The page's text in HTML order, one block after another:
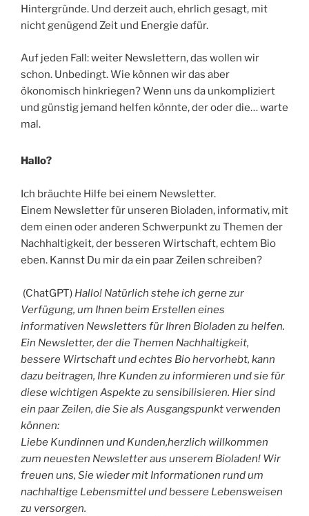
Hintergründe. Und derzeit auch, ehrlich gesagt, mit
nicht genügend Zeit und Energie dafür.
Auf jeden Fall: weiter Newslettern, das wollen wir
schon. Unbedingt. Wie können wir das aber
ökonomisch hinkriegen? Wenn uns da unkompliziert
und günstig jemand helfen könnte, der oder die… warte
mal.
Hallo?
Ich bräuchte Hilfe bei einem Newsletter.
Einem Newsletter für unseren Bioladen, informativ, mit
dem einen oder anderen Schwerpunkt zu Themen der
Nachhaltigkeit, der besseren Wirtschaft, echtem Bio
eben. Kannst Du mir da ein paar Zeilen schreiben?
(ChatGPT) Hallo! Natürlich stehe ich gerne zur
Verfügung, um Ihnen beim Erstellen eines
informativen Newsletters für Ihren Bioladen zu helfen.
Ein Newsletter, der die Themen Nachhaltigkeit,
bessere Wirtschaft und echtes Bio hervorhebt, kann
dazu beitragen, Ihre Kunden zu informieren und sie für
diese wichtigen Aspekte zu sensibilisieren. Hier sind
ein paar Zeilen, die Sie als Ausgangspunkt verwenden
können:
Liebe Kundinnen und Kunden,herzlich willkommen
zum neuesten Newsletter aus unserem Bioladen! Wir
freuen uns, Sie wieder mit Informationen rund um
nachhaltige Lebensmittel und bessere Lebensweisen
zu versorgen.